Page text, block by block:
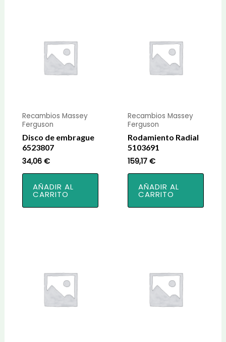
Recambios Massey
Ferguson
Disco de embrague
6523807
34,06 €
AÑADIR AL
CARRITO
Recambios Massey
Ferguson
Rodamiento Radial
5103691
159,17€
AÑADIR AL
CARRITO